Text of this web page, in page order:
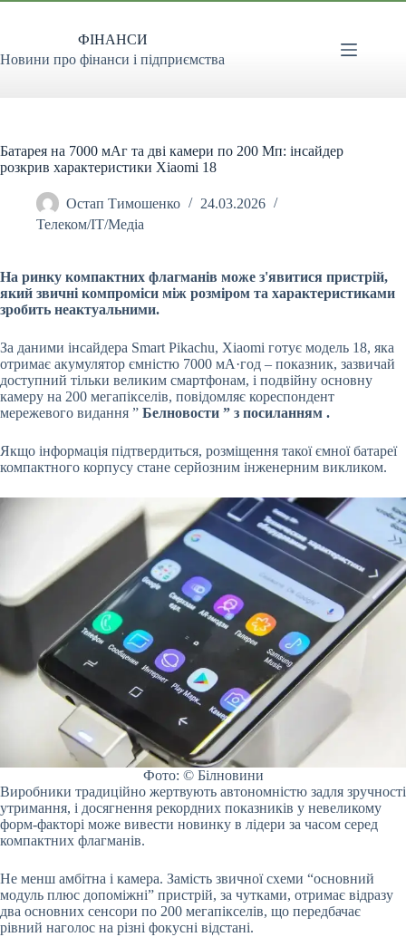
Перейти
ФІНАНСИ
Новини про фінанси і підприємства
Батарея на 7000 мАг та дві камери по 200 Мп: інсайдер
розкрив характеристики Xiaomi 18
Остап Тимошенко
24.03.2026
Телеком/ІТ/Медіа
На ринку компактних флагманів може з'явитися пристрій,
який звичні компроміси між розміром та характеристиками
зробить неактуальними.
За даними інсайдера Smart Pikachu, Xiaomi готує модель 18, яка
отримає акумулятор ємністю 7000 мА·год – показник, зазвичай
доступний тільки великим смартфонам, і подвійну основну
камеру на 200 мегапікселів, повідомляє кореспондент
мережевого видання ” Белновости ” з посиланням .
Якщо інформація підтвердиться, розміщення такої ємної батареї
компактного корпусу стане серйозним інженерним викликом.
Фото: © Білновини
Виробники традиційно жертвують автономністю задля зручності
утримання, і досягнення рекордних показників у невеликому
форм-факторі може вивести новинку в лідери за часом серед
компактних флагманів.
Не менш амбітна і камера. Замість звичної схеми “основний
модуль плюс допоміжні” пристрій, за чутками, отримає відразу
два основних сенсори по 200 мегапікселів, що передбачає
рівний наголос на різні фокусні відстані.